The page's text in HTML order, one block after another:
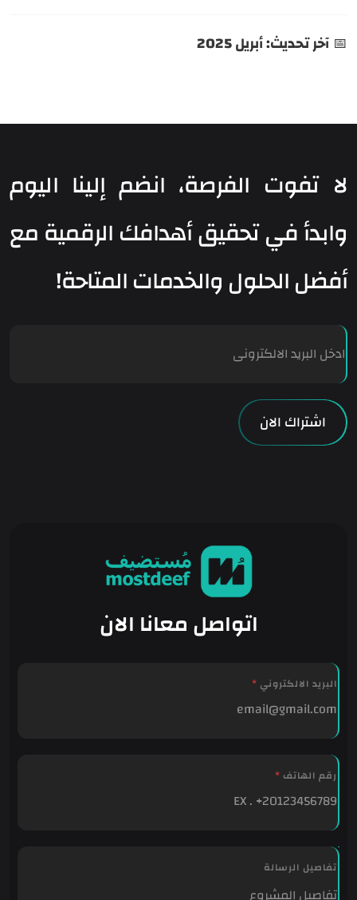
📅 آخر تحديث: أبريل 2025
لا تفوت الفرصة، انضم إلينا اليوم
وابدأ في تحقيق أهدافك الرقمية مع
أفضل الحلول والخدمات المتاحة!
m
a
l
*
اشتراك الان
اتواصل معانا الان
البريد الالكتروني *
رقم الهاتف *
ا
ل
ا
تفاصيل الرسالة